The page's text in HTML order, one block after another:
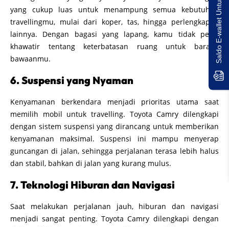
yang cukup luas untuk menampung semua kebutuhan
travellingmu, mulai dari koper, tas, hingga perlengkapan
lainnya. Dengan bagasi yang lapang, kamu tidak perlu
khawatir tentang keterbatasan ruang untuk barang
bawaanmu.
6. Suspensi yang Nyaman
Kenyamanan berkendara menjadi prioritas utama saat
memilih mobil untuk travelling. Toyota Camry dilengkapi
dengan sistem suspensi yang dirancang untuk memberikan
kenyamanan maksimal. Suspensi ini mampu menyerap
guncangan di jalan, sehingga perjalanan terasa lebih halus
dan stabil, bahkan di jalan yang kurang mulus.
7. Teknologi Hiburan dan Navigasi
Saat melakukan perjalanan jauh, hiburan dan navigasi
menjadi sangat penting. Toyota Camry dilengkapi dengan
Saldo E-wallet Untukmu!